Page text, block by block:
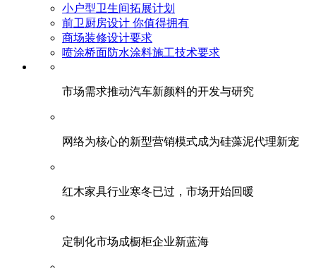
小户型卫生间拓展计划
前卫厨房设计 你值得拥有
商场装修设计要求
喷涂桥面防水涂料施工技术要求
市场需求推动汽车新颜料的开发与研究
网络为核心的新型营销模式成为硅藻泥代理新宠
红木家具行业寒冬已过，市场开始回暖
定制化市场成橱柜企业新蓝海